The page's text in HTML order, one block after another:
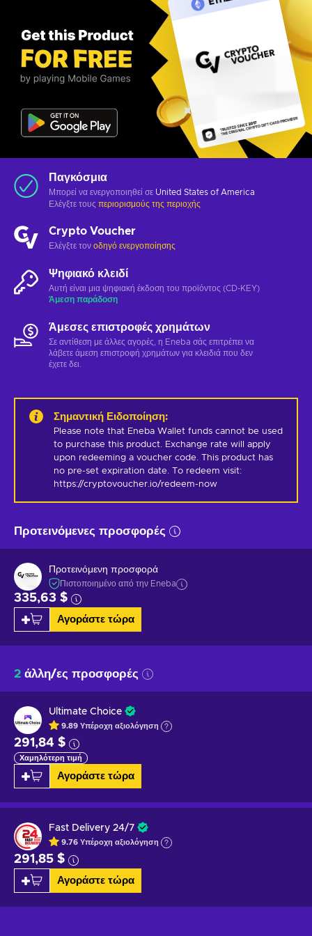
Παγκόσμια
Μπορεί να ενεργοποιηθεί σε United States of America
Ελέγξτε τους περιορισμούς της περιοχής
Crypto Voucher
Ελέγξτε τον οδηγό ενεργοποίησης
Ψηφιακό κλειδί
Αυτή είναι μια ψηφιακή έκδοση του προϊόντος (CD-KEY)
Άμεση παράδοση
Άμεσες επιστροφές χρημάτων
Σε αντίθεση με άλλες αγορές, η Eneba σάς επιτρέπει να
λάβετε άμεση επιστροφή χρημάτων για κλειδιά που δεν
έχετε δει.
Σημαντική Ειδοποίηση:
Please note that Eneba Wallet funds cannot be used
to purchase this product. Exchange rate will apply
upon redeeming a voucher code. This product has
no pre-set expiration date. To redeem visit:
https://cryptovoucher.io/redeem-now
Προτεινόμενες προσφορές
Προτεινόμενη προσφορά
Πιστοποιημένο από την Eneba
335,63 $
Αγοράστε τώρα
2 άλλη/ες προσφορές
Ultimate Choice
9.89 Υπέροχη αξιολόγηση
291,84 $
Χαμηλότερη τιμή
Αγοράστε τώρα
Fast Delivery 24/7
9.76 Υπέροχη αξιολόγηση
291,85 $
Αγοράστε τώρα